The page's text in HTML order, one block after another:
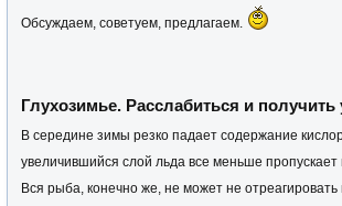
Обсуждаем, советуем, предлагаем.
Глухозимье. Расслабиться и
В середине зимы резко падает содержание
увеличившийся слой льда все меньше пропускает
Вся рыба, конечно же, не может не отреагировать